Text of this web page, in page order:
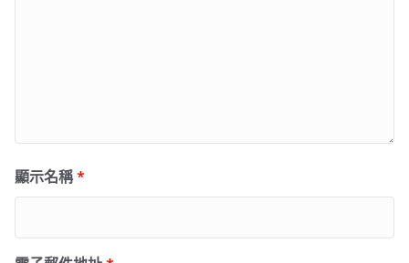
顯示名稱*